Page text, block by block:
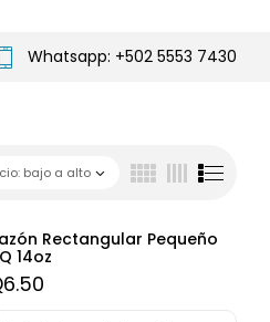
Whatsapp: +502 5553 7430
bajo a alto
Rectangular Pequeño
14oz
6.50